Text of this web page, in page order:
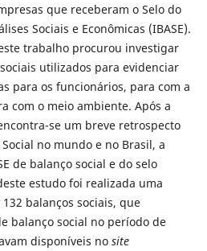
que receberam o Selo do
Sociais e Econômicas (IBASE).
trabalho procurou investigar
utilizados para evidenciar
para os funcionários, para com a
com o meio ambiente. Após a
se um breve retrospecto
no mundo e no Brasil, a
de balanço social e do selo
estudo foi realizada uma
balanços sociais, que
balanço social no período de
disponíveis no site